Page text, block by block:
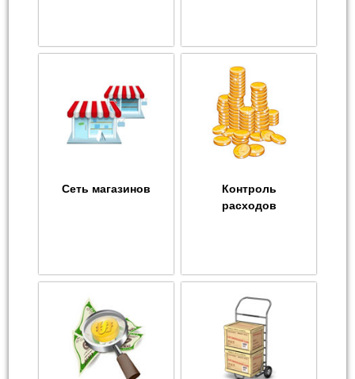
Сеть магазинов
Контроль
расходов